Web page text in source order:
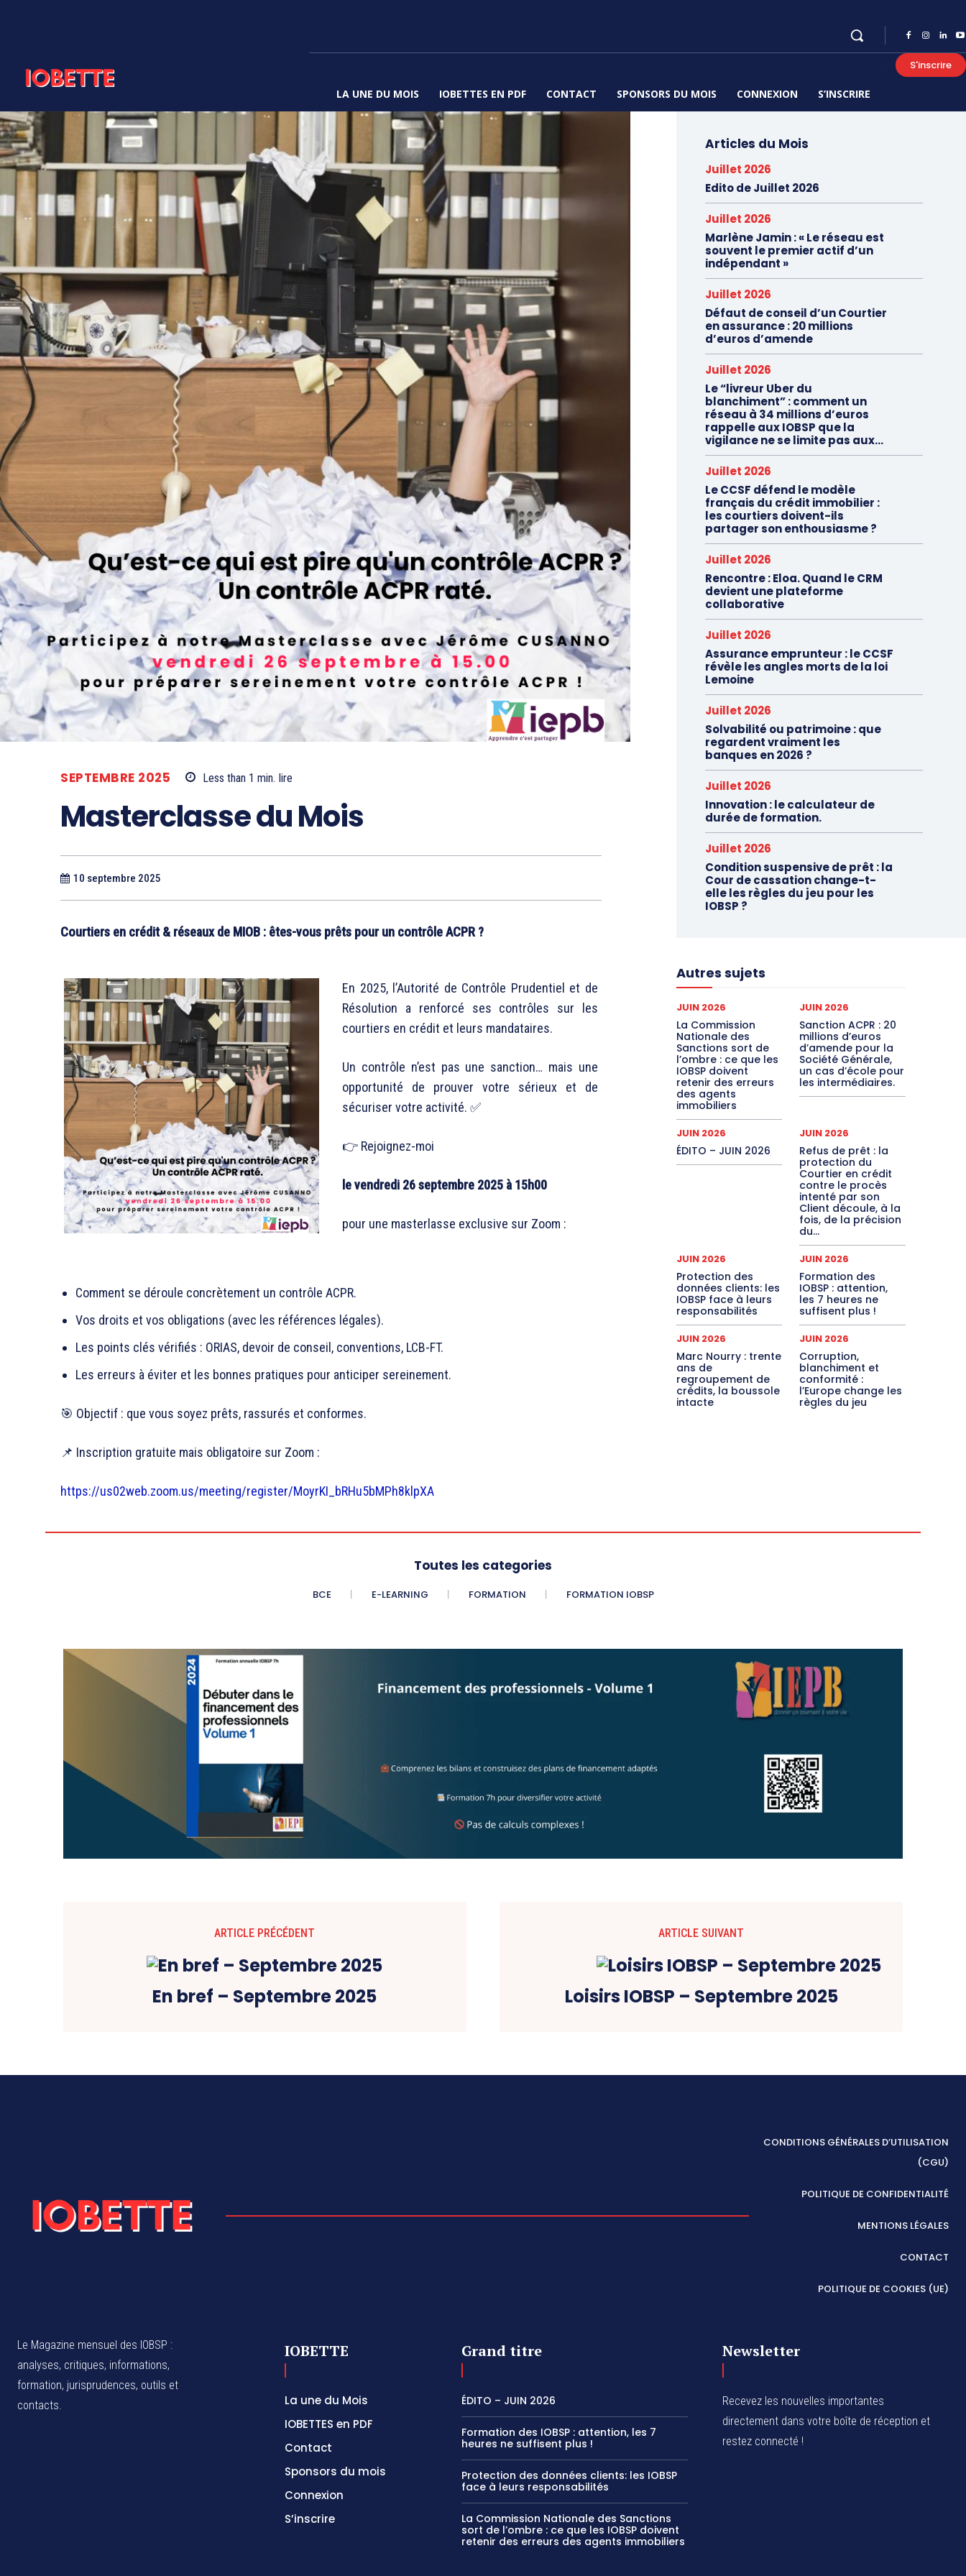
S'inscrire
LA UNE DU MOIS IOBETTES EN PDF CONTACT SPONSORS DU MOIS CONNEXION S’INSCRIRE
SEPTEMBRE 2025 Less than 1 min. lire
Masterclasse du Mois
10 septembre 2025
Courtiers en crédit & réseaux de MIOB : êtes-vous prêts pour un contrôle ACPR ?
En 2025, l’Autorité de Contrôle Prudentiel et de
Résolution a renforcé ses contrôles sur les
courtiers en crédit et leurs mandataires.
Un contrôle n’est pas une sanction… mais une
opportunité de prouver votre sérieux et de
sécuriser votre activité. ✅
👉 Rejoignez-moi
le vendredi 26 septembre 2025 à 15h00
pour une masterlasse exclusive sur Zoom :
Comment se déroule concrètement un contrôle ACPR.
Vos droits et vos obligations (avec les références légales).
Les points clés vérifiés : ORIAS, devoir de conseil, conventions, LCB-FT.
Les erreurs à éviter et les bonnes pratiques pour anticiper sereinement.
🎯 Objectif : que vous soyez prêts, rassurés et conformes.
📌 Inscription gratuite mais obligatoire sur Zoom :
https://us02web.zoom.us/meeting/register/MoyrKI_bRHu5bMPh8klpXA
Articles du Mois
Juillet 2026
Edito de Juillet 2026
Juillet 2026
Marlène Jamin : « Le réseau est
souvent le premier actif d’un
indépendant »
Juillet 2026
Défaut de conseil d’un Courtier
en assurance : 20 millions
d’euros d’amende
Juillet 2026
Le “livreur Uber du
blanchiment” : comment un
réseau à 34 millions d’euros
rappelle aux IOBSP que la
vigilance ne se limite pas aux...
Juillet 2026
Le CCSF défend le modèle
français du crédit immobilier :
les courtiers doivent-ils
partager son enthousiasme ?
Juillet 2026
Rencontre : Eloa. Quand le CRM
devient une plateforme
collaborative
Juillet 2026
Assurance emprunteur : le CCSF
révèle les angles morts de la loi
Lemoine
Juillet 2026
Solvabilité ou patrimoine : que
regardent vraiment les
banques en 2026 ?
Juillet 2026
Innovation : le calculateur de
durée de formation.
Juillet 2026
Condition suspensive de prêt : la
Cour de cassation change-t-
elle les règles du jeu pour les
IOBSP ?
Autres sujets
JUIN 2026
La Commission
Nationale des
Sanctions sort de
l’ombre : ce que les
IOBSP doivent
retenir des erreurs
des agents
immobiliers
JUIN 2026
Sanction ACPR : 20
millions d’euros
d’amende pour la
Société Générale,
un cas d’école pour
les intermédiaires.
JUIN 2026
ÉDITO – JUIN 2026
JUIN 2026
Refus de prêt : la
protection du
Courtier en crédit
contre le procès
intenté par son
Client découle, à la
fois, de la précision
du...
JUIN 2026
Protection des
données clients: les
IOBSP face à leurs
responsabilités
JUIN 2026
Formation des
IOBSP : attention,
les 7 heures ne
suffisent plus !
JUIN 2026
Marc Nourry : trente
ans de
regroupement de
crédits, la boussole
intacte
JUIN 2026
Corruption,
blanchiment et
conformité :
l’Europe change les
règles du jeu
Toutes les categories
BCE E-LEARNING FORMATION FORMATION IOBSP
ARTICLE PRÉCÉDENT
En bref – Septembre 2025
ARTICLE SUIVANT
Loisirs IOBSP – Septembre 2025
CONDITIONS GÉNÉRALES D’UTILISATION
(CGU)
POLITIQUE DE CONFIDENTIALITÉ
MENTIONS LÉGALES
CONTACT
POLITIQUE DE COOKIES (UE)
Le Magazine mensuel des IOBSP :
analyses, critiques, informations,
formation, jurisprudences, outils et
contacts.
IOBETTE
La une du Mois
IOBETTES en PDF
Contact
Sponsors du mois
Connexion
S’inscrire
Grand titre
ÉDITO – JUIN 2026
Formation des IOBSP : attention, les 7
heures ne suffisent plus !
Protection des données clients: les IOBSP
face à leurs responsabilités
La Commission Nationale des Sanctions
sort de l’ombre : ce que les IOBSP doivent
retenir des erreurs des agents immobiliers
Newsletter
Recevez les nouvelles importantes
directement dans votre boîte de réception et
restez connecté !